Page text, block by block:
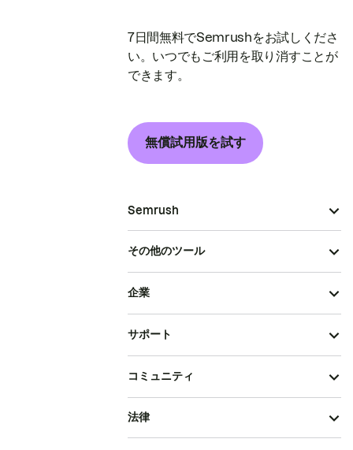
7日間無料でSemrushをお試しくださ
い。いつでもご利用を取り消すことが
できます。
無償試用版を試す
Semrush
その他のツール
企業
サポート
コミュニティ
法律